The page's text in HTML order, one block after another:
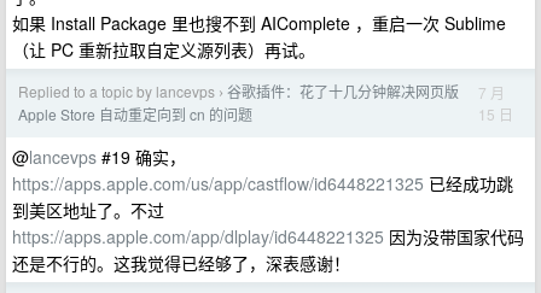
如果 Install Package 里也搜不到 AIComplete ，重启一次 Sublime
（让 PC 重新拉取自定义源列表）再试。
Replied to a topic by lancevps › 谷歌插件：花了十几分钟解决网页版
Apple Store 自动重定向到 cn 的问题
7 月
15 日
@lancevps #19 确实，
https://apps.apple.com/us/app/castflow/id6448221325 已经成功跳
到美区地址了。不过
https://apps.apple.com/app/dlplay/id6448221325 因为没带国家代码
还是不行的。这我觉得已经够了，深表感谢！